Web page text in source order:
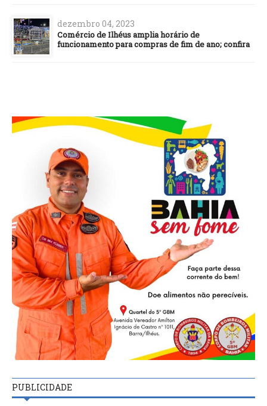
dezembro 04, 2023
Comércio de Ilhéus amplia horário de
funcionamento para compras de fim de ano; confira
PUBLICIDADE